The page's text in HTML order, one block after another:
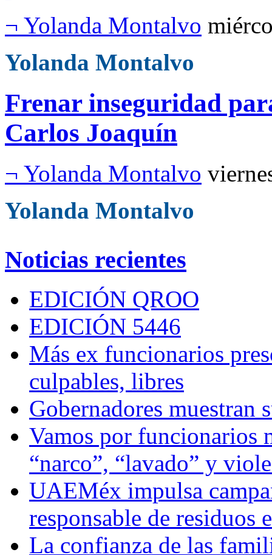
¬ Yolanda Montalvo
Yolanda Montalvo
Frenar inseguridad
Carlos Joaquín
¬ Yolanda Montalvo
Yolanda Montalvo
Noticias recientes
EDICIÓN QROO
EDICIÓN 5446
Más ex funcionarios
culpables, libres
Gobernadores muestran
Vamos por funcionarios
“narco”, “lavado” y
UAEMéx impulsa
responsable de residuos
La confianza de las